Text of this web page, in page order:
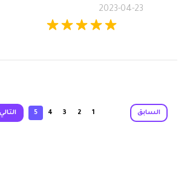
2023-04-23
السابق 1
2
3
4
5 التالي